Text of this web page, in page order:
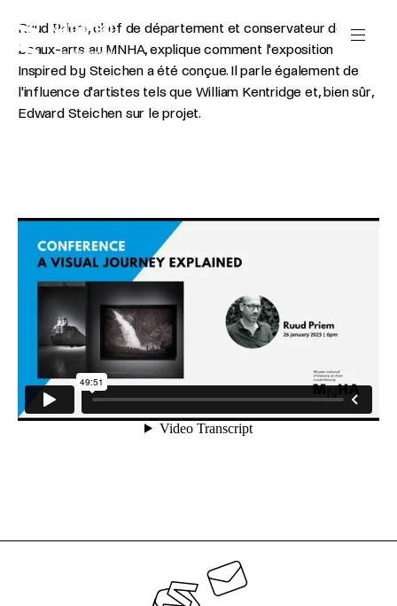
Ruud Priem, chef de département et conservateur des
beaux-arts au MNHA, explique comment l'exposition
Inspired by Steichen a été conçue. Il parle également de
l'influence d'artistes tels que William Kentridge et, bien sûr,
Edward Steichen sur le projet.